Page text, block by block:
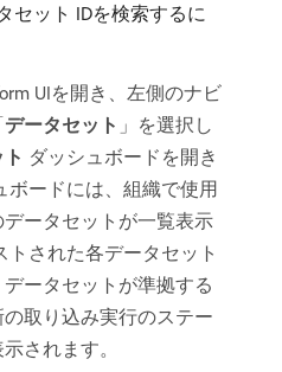
セット IDを検索するに
UIを開き、左側のナビ
データセット 」を選択し
ダッシュボードを開き
ボードには、組織で使用
ータセットが一覧表示
トされた各データセット
ータセットが準拠する
取り込み実行のステー
されます。